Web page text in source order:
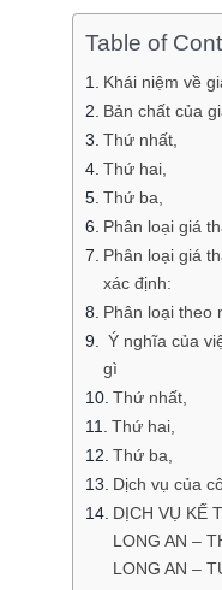
Table of
Khái niệm về
Bản chất của
Thứ nhất,
Thứ hai,
Thứ ba,
Phân loại giá
Phân loại giá
xác định:
Phân loại theo
Ý nghĩa của
gì
Thứ nhất,
Thứ hai,
Thứ ba,
Dịch vụ của
DỊCH VỤ KẾ
LONG AN –
LONG AN –